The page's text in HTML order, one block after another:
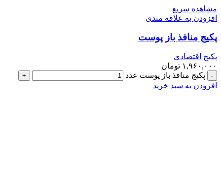
مشاهده سریع
افزودن به علاقه مندی
پکیج منافذ باز پوست
پکیج اقتصادی
۱,۹۶۰,۰۰۰ تومان
پکیج منافذ باز پوست عدد
افزودن به سبد خرید